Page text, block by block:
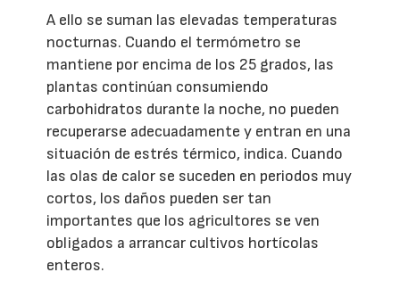
A ello se suman las elevadas temperaturas
nocturnas. Cuando el termómetro se
mantiene por encima de los 25 grados, las
plantas continúan consumiendo
carbohidratos durante la noche, no pueden
recuperarse adecuadamente y entran en una
situación de estrés térmico, indica. Cuando
las olas de calor se suceden en periodos muy
cortos, los daños pueden ser tan
importantes que los agricultores se ven
obligados a arrancar cultivos hortícolas
enteros.